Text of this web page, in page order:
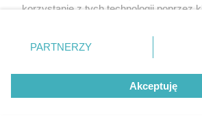
korzystanie z tych technologii poprzez
zmienić/wycofać klikając przycisk
znajdujący się w lewym dolnym rogu
rodzaje przetwarzania danych nie
użytkownika, ale masz prawo
przetwarzaniu. Preferencje będą miały
PARTNERZY
Akceptuję